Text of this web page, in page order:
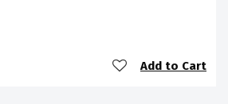
Add to Cart